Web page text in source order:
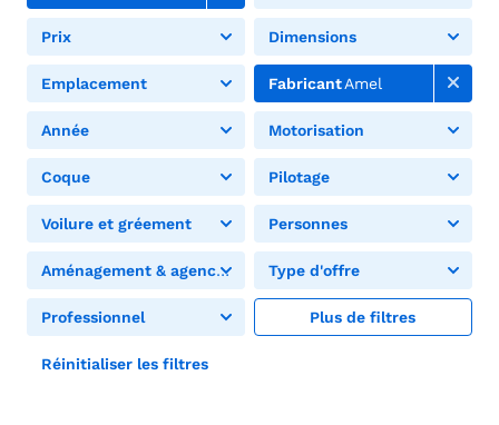
Prix Dimensions
Emplacement FabricantAmel
Année Motorisation
Coque Pilotage
Voilure et gréement Personnes
Aménagement & agencement Type d'offre
Professionnel Plus de filtres
Réinitialiser les filtres